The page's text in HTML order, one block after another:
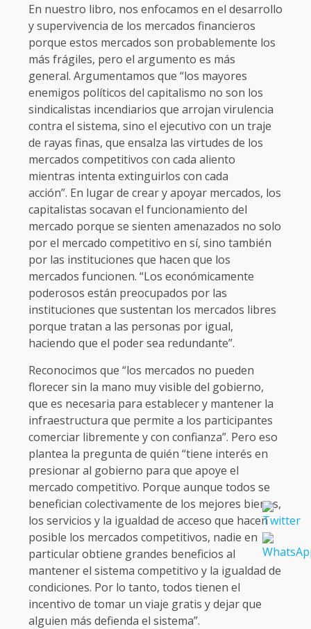
En nuestro libro, nos enfocamos en el desarrollo
y supervivencia de los mercados financieros
porque estos mercados son probablemente los
más frágiles, pero el argumento es más
general. Argumentamos que “los mayores
enemigos políticos del capitalismo no son los
sindicalistas incendiarios que arrojan virulencia
contra el sistema, sino el ejecutivo con un traje
de rayas finas, que ensalza las virtudes de los
mercados competitivos con cada aliento
mientras intenta extinguirlos con cada
acción”. En lugar de crear y apoyar mercados, los
capitalistas socavan el funcionamiento del
mercado porque se sienten amenazados no solo
por el mercado competitivo en sí, sino también
por las instituciones que hacen que los
mercados funcionen. “Los económicamente
poderosos están preocupados por las
instituciones que sustentan los mercados libres
porque tratan a las personas por igual,
haciendo que el poder sea redundante”.
Reconocimos que “los mercados no pueden
florecer sin la mano muy visible del gobierno,
que es necesaria para establecer y mantener la
infraestructura que permite a los participantes
comerciar libremente y con confianza”. Pero eso
plantea la pregunta de quién “tiene interés en
presionar al gobierno para que apoye el
mercado competitivo. Porque aunque todos se
benefician colectivamente de los mejores bienes,
los servicios y la igualdad de acceso que hacen
posible los mercados competitivos, nadie en
particular obtiene grandes beneficios al
mantener el sistema competitivo y la igualdad de
condiciones. Por lo tanto, todos tienen el
incentivo de tomar un viaje gratis y dejar que
alguien más defienda el sistema”.